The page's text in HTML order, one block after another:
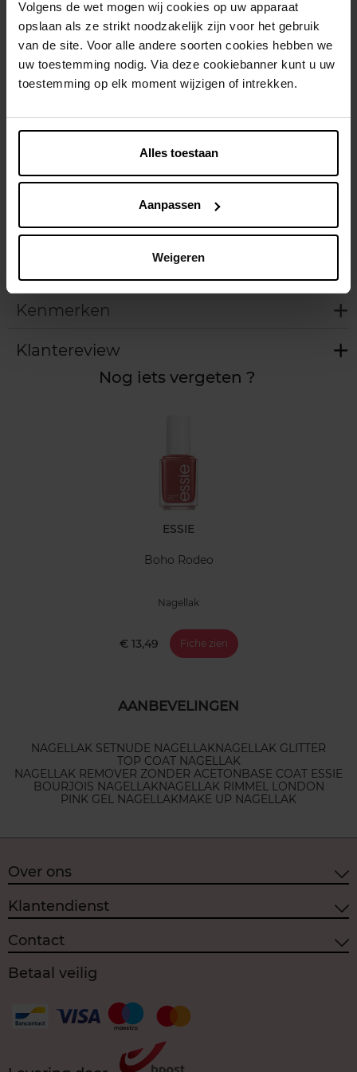
Volgens de wet mogen wij cookies op uw apparaat
opslaan als ze strikt noodzakelijk zijn voor het gebruik
van de site. Voor alle andere soorten cookies hebben we
uw toestemming nodig. Via deze cookiebanner kunt u uw
toestemming op elk moment wijzigen of intrekken.
Alles toestaan
Aanpassen
Weigeren
In winkelmandje
Gratis levering bij aankoop van min. 35€.
Gratis retour in je winkelpunt
Kenmerken
Klantereview
Nog iets vergeten ?
ESSIE
Boho Rodeo
Nagellak
€ 13,49 Fiche zien
AANBEVELINGEN
NAGELLAK SETNUDE NAGELLAKNAGELLAK GLITTER
TOP COAT NAGELLAK
NAGELLAK REMOVER ZONDER ACETONBASE COAT ESSIE
BOURJOIS NAGELLAKNAGELLAK RIMMEL LONDON
PINK GEL NAGELLAKMAKE UP NAGELLAK
Over ons
Klantendienst
Contact
Betaal veilig